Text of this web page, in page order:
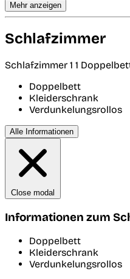
Mehr anzeigen
Schlafzimmer
Schlafzimmer 1 1
Doppelbett
Kleiderschrank
Verdunkelungsrollos
Alle Informationen
Close modal
Informationen zum
Doppelbett
Kleiderschrank
Verdunkelungsrollos